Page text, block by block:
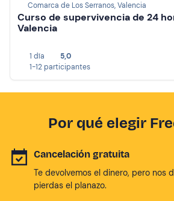
Comarca de Los Serranos, Valencia
Curso de supervivencia de 24
Valencia
1 día
5,0
1-12 participantes
Por qué elegir
Cancelación gratuita
Te devolvemos el dinero, pero nos
pierdas el planazo.